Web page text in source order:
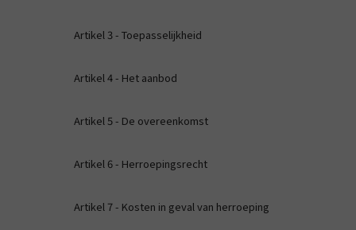
Artikel 3 - Toepasselijkheid
Artikel 4 - Het aanbod
Artikel 5 - De overeenkomst
Artikel 6 - Herroepingsrecht
Artikel 7 - Kosten in geval van herroeping